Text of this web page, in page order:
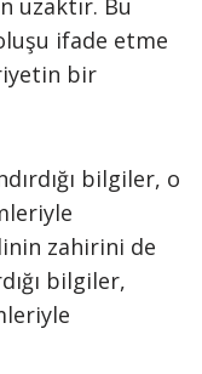
uzaktır. Bu
ifade etme
bir
bilgiler, o
zahirini de
bilgiler,